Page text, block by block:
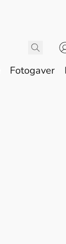
Fotogaver